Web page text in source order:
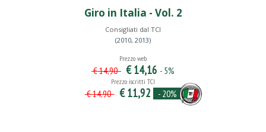
Giro in Italia - Vol. 2
Consigliati dal TCI
(2010, 2013)
Prezzo web
€ 14,90 € 14,16 - 5%
Prezzo iscritti TCI
€ 14,90 € 11,92 - 20%